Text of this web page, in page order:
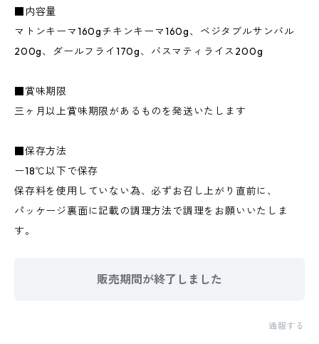
■内容量
マトンキーマ160gチキンキーマ160g、ベジタブルサンバル
200g、ダールフライ170g、バスマティライス200g
■賞味期限
三ヶ月以上賞味期限があるものを発送いたします
■保存方法
ー18℃以下で保存
保存料を使用していない為、必ずお召し上がり直前に、
パッケージ裏面に記載の調理方法で調理をお願いいたしま
す。
販売期間が終了しました
通報する